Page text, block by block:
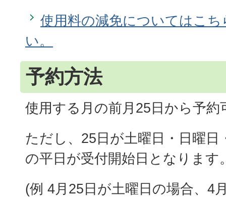
使用料の減免についてはこ
い。
予約方法
使用する月の前月25日から予約
ただし、25日が土曜日・日曜日
の平日が受付開始日となります
(例 4月25日が土曜日の場合、4